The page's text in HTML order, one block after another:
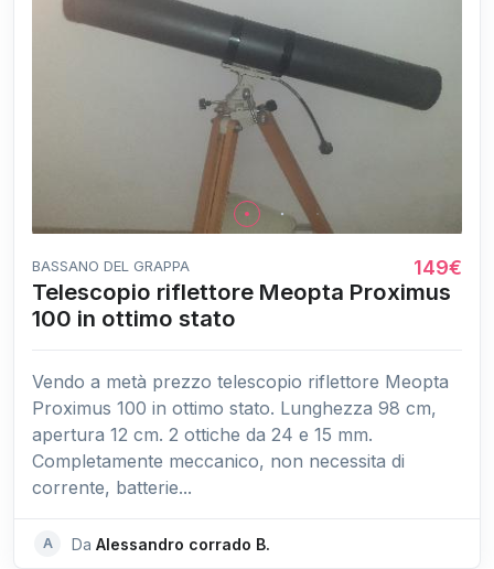
BASSANO DEL GRAPPA 149€
Telescopio riflettore Meopta Proximus
100 in ottimo stato
Vendo a metà prezzo telescopio riflettore Meopta
Proximus 100 in ottimo stato. Lunghezza 98 cm,
apertura 12 cm. 2 ottiche da 24 e 15 mm.
Completamente meccanico, non necessita di
corrente, batterie...
A Da Alessandro corrado B.